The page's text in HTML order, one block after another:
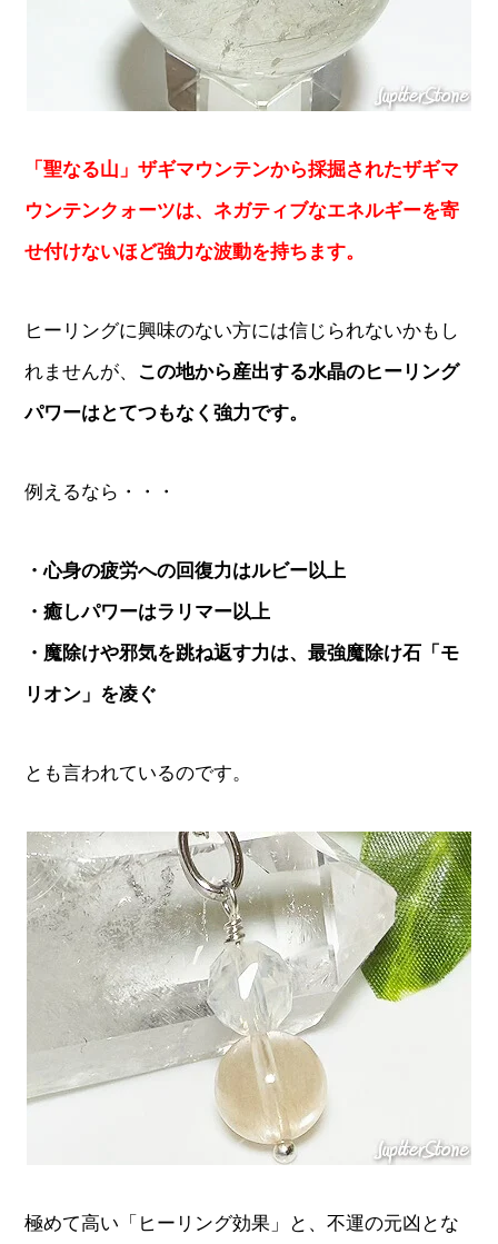
「聖なる山」ザギマウンテンから採掘されたザギマ
ウンテンクォーツは、ネガティブなエネルギーを寄
せ付けないほど強力な波動を持ちます。
ヒーリングに興味のない方には信じられないかもし
れませんが、 この地から産出する水晶のヒーリング
パワーはとてつもなく強力です。
例えるなら・・・
・心身の疲労への回復力はルビー以上
・癒しパワーはラリマー以上
・魔除けや邪気を跳ね返す力は、最強魔除け石「モ
リオン」を凌ぐ
とも言われているのです。
極めて高い「ヒーリング効果」と、不運の元凶とな